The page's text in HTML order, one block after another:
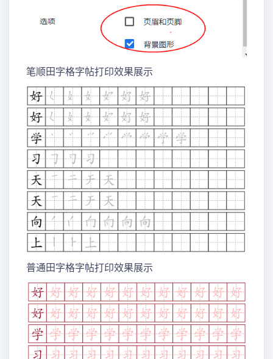
笔顺田字格字帖打印效果展示
普通田字格字帖打印效果展示